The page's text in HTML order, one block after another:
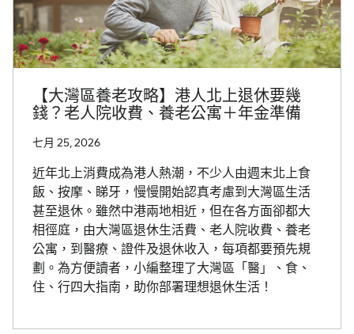
【大灣區養老攻略】港人北上退休要幾
錢？老人院收費、養老公寓＋年金準備
七月 25, 2026
近年北上消費成為港人熱潮，不少人由週末北上食
飯、按摩、睇牙，慢慢開始認真考慮到大灣區生活
甚至退休。雖然中港兩地相近，但在各方面卻都大
相徑庭，由大灣區退休生活費、老人院收費、養老
公寓，到醫療、證件及退休收入，每項都要預先規
劃。為方便讀者，小編整理了大灣區「醫」、食、
住、行四大指南，助你部署理想退休生活！